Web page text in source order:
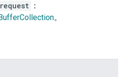
：
。